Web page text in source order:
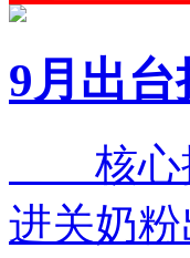
9月出
核心提
进关奶